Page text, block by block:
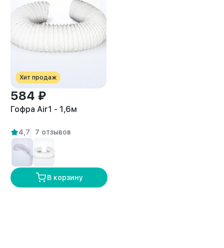
Хит продаж
584 ₽
Гофра Air1 - 1,6м
4,7 7 отзывов
В корзину